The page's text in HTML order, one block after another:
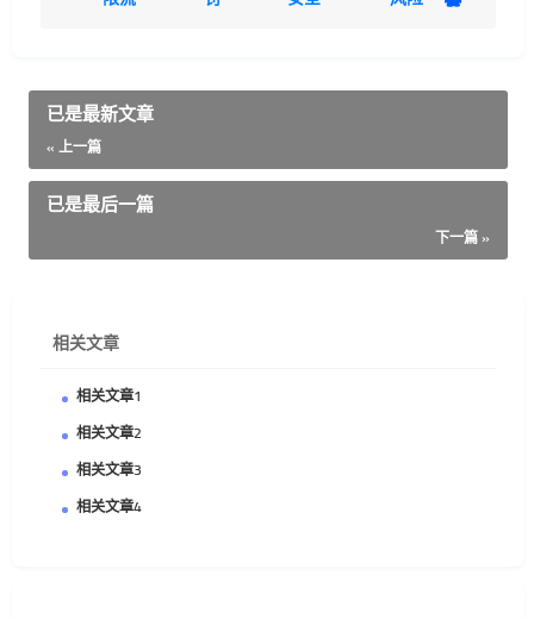
已是最新文章
« 上一篇
已是最后一篇
下一篇 »
相关文章
相关文章1
相关文章2
相关文章3
相关文章4